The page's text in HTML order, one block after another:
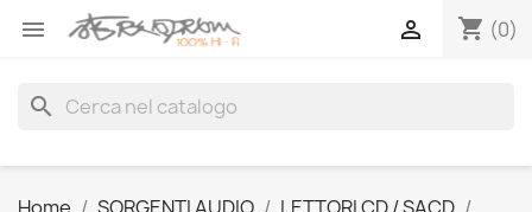
 shopping_cart (0)

search